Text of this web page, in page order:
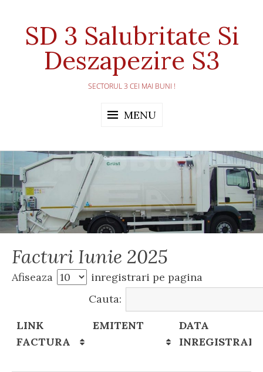
contentSD 3 Salubritate Si
Deszapezire S3
SECTORUL 3 CEI MAI BUNI !
MENU
Facturi Iunie 2025
Afiseaza
inregistrari pe pagina
Cauta:
LINK
FACTURA
EMITENT
DATA